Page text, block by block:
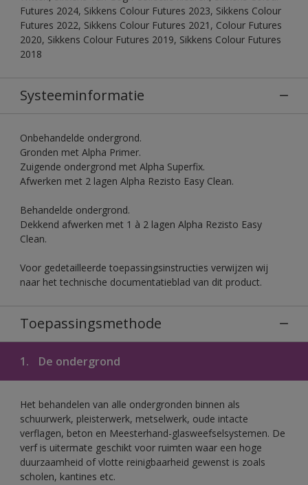
Futures 2024, Sikkens Colour Futures 2023, Sikkens Colour
Futures 2022, Sikkens Colour Futures 2021, Colour Futures
2020, Sikkens Colour Futures 2019, Sikkens Colour Futures
2018
Systeeminformatie
Onbehandelde ondergrond.
Gronden met Alpha Primer.
Zuigende ondergrond met Alpha Superfix.
Afwerken met 2 lagen Alpha Rezisto Easy Clean.
Behandelde ondergrond.
Dekkend afwerken met 1 à 2 lagen Alpha Rezisto Easy
Clean.
Voor gedetailleerde toepassingsinstructies verwijzen wij
naar het technische documentatieblad van dit product.
Toepassingsmethode
1. De ondergrond
Het behandelen van alle ondergronden binnen als
schuurwerk, pleisterwerk, metselwerk, oude intacte
verflagen, beton en Meesterhand-glasweefselsystemen. De
verf is uitermate geschikt voor ruimten waar een hoge
duurzaamheid of vlotte reinigbaarheid gewenst is zoals
scholen, kantines etc.